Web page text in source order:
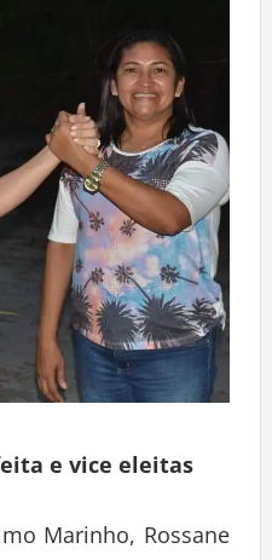
e vice eleitas
Marinho, Rossane